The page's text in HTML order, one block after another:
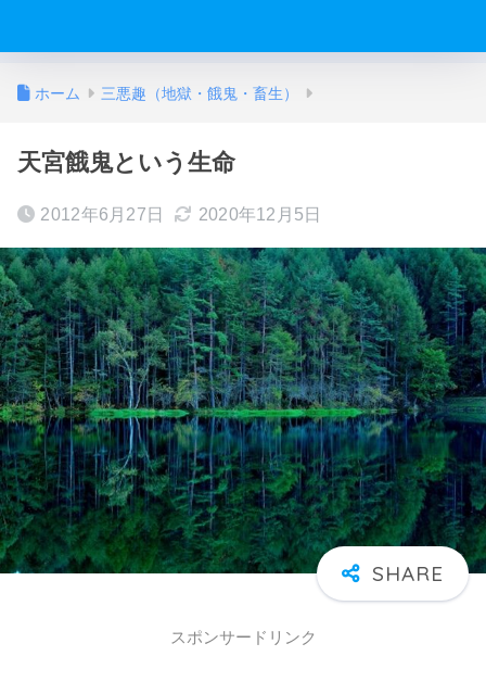
ホーム 三悪趣（地獄・餓鬼・畜生）
天宮餓鬼という生命
2012年6月27日 2020年12月5日
スポンサードリンク